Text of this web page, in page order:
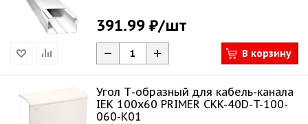
391.99 ₽/шт
В корзину
Угол Т-образный для кабель-канала
IEK 100х60 PRIMER CKK-40D-T-100-
060-K01